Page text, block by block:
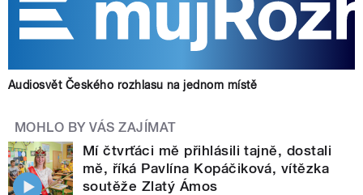
Audiosvět Českého rozhlasu na jednom místě
MOHLO BY VÁS ZAJÍMAT
Mí čtvrťáci mě přihlásili tajně, dostali
mě, říká Pavlína Kopáčiková, vítězka
soutěže Zlatý Ámos